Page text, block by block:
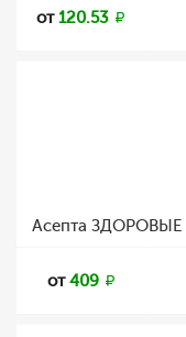
от120.53
Асепта
от409